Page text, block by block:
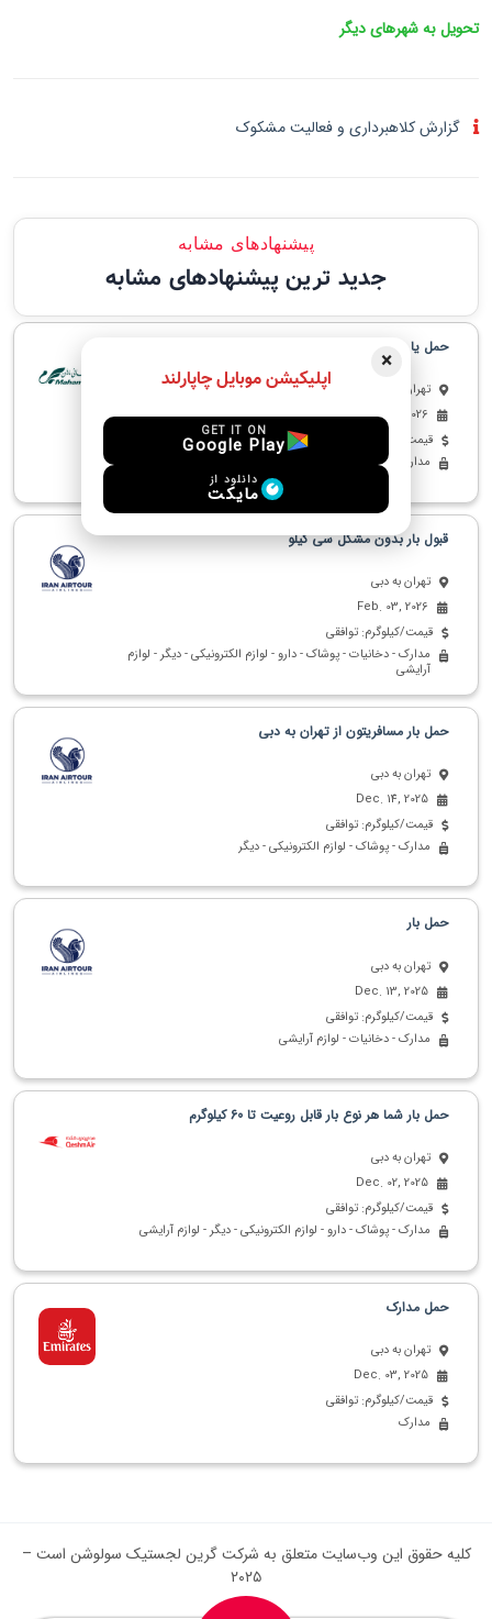
تحویل به شهرهای دیگر
گزارش کلاهبرداری و فعالیت مشکوک
پیشنهادهای مشابه
جدید ترین پیشنهادهای مشابه
حمل یا خرید اجناس از دبی به تهران
تهران به دبی
Feb. 21, 2026
قیمت/کیلوگرم: توافقی
مدارک - دخانیات - پوشاک - پت - دارو - لوازم الکترونیکی
قبول بار بدون مشکل سی کیلو
تهران به دبی
Feb. 03, 2026
قیمت/کیلوگرم: توافقی
مدارک - دخانیات - پوشاک - دارو - لوازم الکترونیکی - دیگر - لوازم
آرایشی
حمل بار مسافریتون از تهران به دبی
تهران به دبی
Dec. 14, 2025
قیمت/کیلوگرم: توافقی
مدارک - پوشاک - لوازم الکترونیکی - دیگر
حمل بار
تهران به دبی
Dec. 13, 2025
قیمت/کیلوگرم: توافقی
مدارک - دخانیات - لوازم آرایشی
حمل بار شما هر نوع بار قابل روعیت تا 60 کیلوگرم
تهران به دبی
Dec. 02, 2025
قیمت/کیلوگرم: توافقی
مدارک - پوشاک - دارو - لوازم الکترونیکی - دیگر - لوازم آرایشی
حمل مدارک
تهران به دبی
Dec. 03, 2025
قیمت/کیلوگرم: توافقی
مدارک
کلیه حقوق این وب‌سایت متعلق به شرکت گرین لجستیک سولوشن است –
۲۰۲۵
×
اپلیکیشن موبایل چاپارلند
GET IT ON
Google Play
دانلود از
مایکت